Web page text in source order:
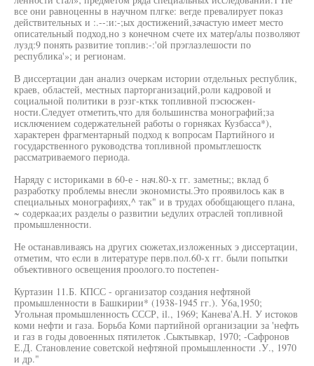
все они равноценны в научном плгке: вегде превалирует показ
действительных и :.--:и:-;ых достижений,зачастую имеет место
описательный подход,но з конечном счете их матер/алы позволяют
лузд:9 понять развитие топлив:-:'ой прэглазлешости по
республика'»; и регионам.
В диссертации дан анализ очеркам истории отдельных республик,
краев, областей, местных парторганизаций,роли кадровой и
социальной политики в рэзг-кткк топливной пэсюсжен-
ности.Следует отметить,что для большинства монографий;за
исключением содержательней работы о горняках Кузбасса*),
характерен фрагментарный подход к вопросам Партийного и
государственного руководства топливной промытлешостк
рассматриваемого периода.
Наряду с историками в 60-е - нач.80-х гг. заметны;; вклад б
разработку проблемы внесли экономисты.Это проявилось как в
специальных монографиях,^ так" и в трудах обобщающего плана,
~ содеркаа;их разделы о развитии ьедулих отраслей топливной
промышленности.
Не останавливаясь на других сюжетах,изложенных э диссертации,
отметим, что если в литературе перв.пол.60-х гг. были попытки
объективного освещения проолого.то постепен-
Куртазин 11.Б. КПСС - организатор создания нефтяной
промышленности в Башкирии* (1938-1945 гг.). У6а,1950;
Угольная промышленность СССР, il., 1969; Канева'А.Н. У истоков
коми нефти и газа. Борьба Коми партийной организации за 'нефть
и газ в годы довоенных пятилеток .Сыктывкар, 1970; -Сафронов
Е.Д. Становление советской нефтяной промышленности .У., 1970
и др."